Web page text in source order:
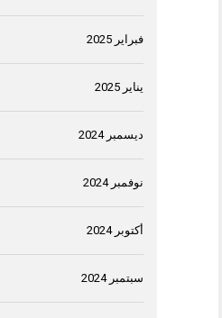
فبراير 2025
يناير 2025
ديسمبر 2024
نوفمبر 2024
أكتوبر 2024
سبتمبر 2024